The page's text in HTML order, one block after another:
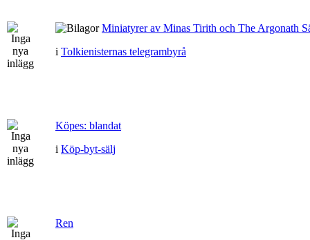
Miniatyrer av Minas Tirith och The Argonath
i Tolkienisternas telegrambyrå
Köpes: blandat
i Köp-byt-sälj
Ren